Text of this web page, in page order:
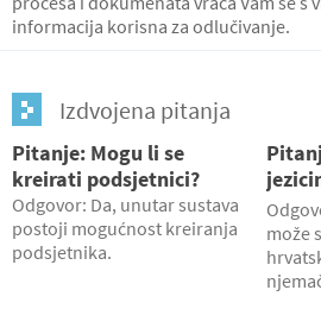
informacija korisna za odlučivanje.
Izdvojena pitanja
Pitanje: Mogu li se
kreirati podsjetnici?
Odgovor: Da, unutar sustava
postoji mogućnost kreiranja
podsjetnika.
može